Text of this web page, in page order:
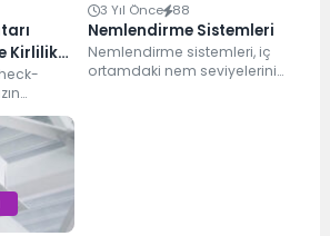
Kirlilik
Peki,...
3 Yıl Önce 88
Nemlendirme Sistemleri
Nemlendirme sistemleri, iç
ortamdaki nem seviyelerini